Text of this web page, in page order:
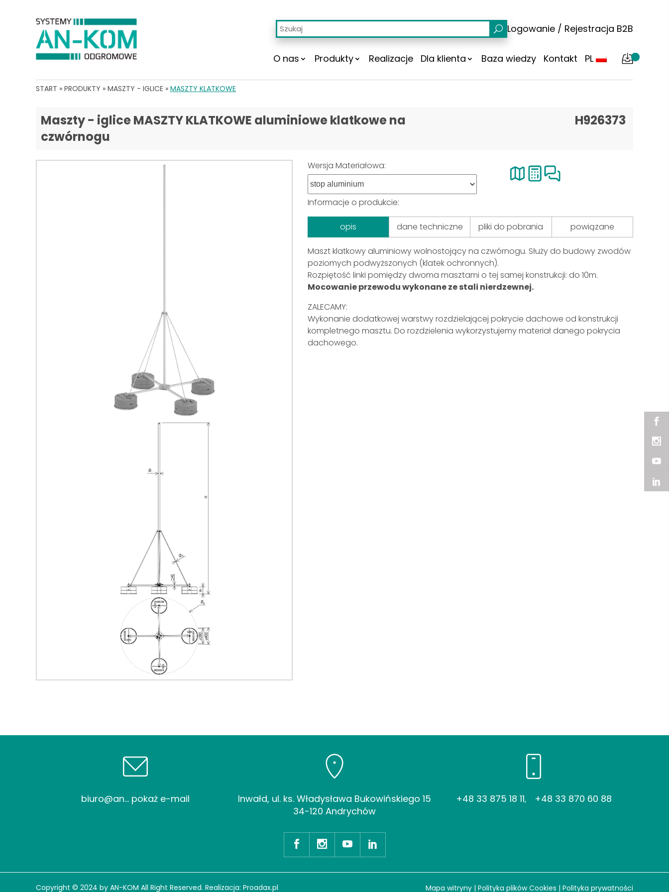
Logowanie / Rejestracja B2B
O nas Produkty Realizacje Dla klienta Baza wiedzy Kontakt PL
START » PRODUKTY » MASZTY - IGLICE » MASZTY KLATKOWE
Maszty - iglice MASZTY KLATKOWE aluminiowe klatkowe na
czwórnogu
H926373
Wersja Materiałowa:
Informacje o produkcie:
opis dane techniczne pliki do pobrania powiązane
Maszt klatkowy aluminiowy wolnostojący na czwórnogu. Służy do budowy zwodów
poziomych podwyższonych (klatek ochronnych).
Rozpiętość linki pomiędzy dwoma masztami o tej samej konstrukcji: do 10m.
Mocowanie przewodu wykonane ze stali nierdzewnej.
ZALECAMY:
Wykonanie dodatkowej warstwy rozdzielającej pokrycie dachowe od konstrukcji
kompletnego masztu. Do rozdzielenia wykorzystujemy materiał danego pokrycia
dachowego.
biuro@an... pokaż e-mail
Inwałd, ul. ks. Władysława Bukowińskiego 15
34-120 Andrychów
+48 33 875 18 11, +48 33 870 60 88
Copyright © 2024 by AN-KOM All Right Reserved. Realizacja: Proadax.pl Mapa witryny | Polityka plików Cookies | Polityka prywatności